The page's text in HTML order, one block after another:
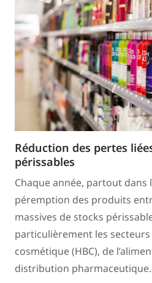
Réduction des pertes
périssables
Chaque année, partout dans
péremption des produits
massives de stocks
particulièrement les
cosmétique (HBC), de
distribution pharmaceutique.